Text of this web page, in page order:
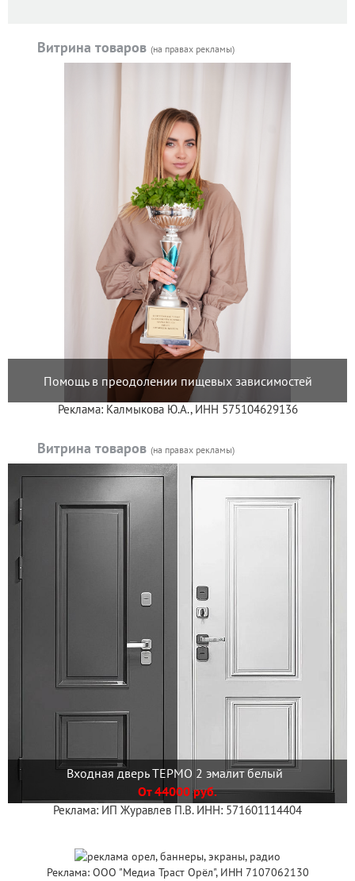
Витрина товаров (на правах рекламы)
Помощь в преодолении пищевых зависимостей
Реклама: Калмыкова Ю.А., ИНН 575104629136
Витрина товаров (на правах рекламы)
Входная дверь ТЕРМО 2 эмалит белый
От 44000 руб.
Реклама: ИП Журавлев П.В. ИНН: 571601114404
Реклама: ООО "Медиа Траст Орёл", ИНН 7107062130